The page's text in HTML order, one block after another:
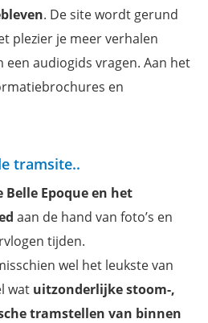
. De site wordt gerund
plezier je meer verhalen
een audiogids vragen. Aan het
en
tramsite..
Belle Epoque en het
aan de hand van foto’s en
tijden.
wel het leukste van
wat uitzonderlijke stoom-,
tramstellen van binnen